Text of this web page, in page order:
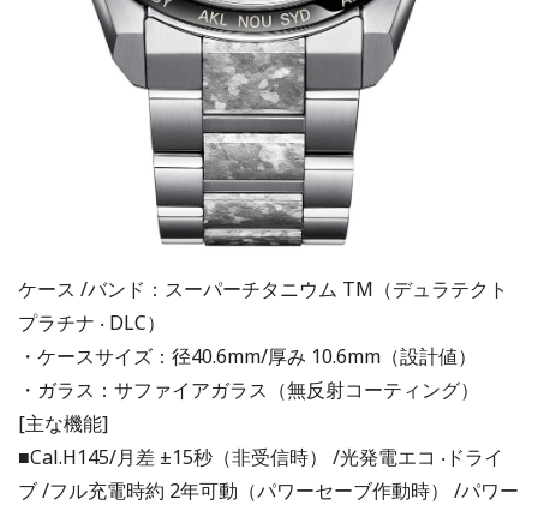
ケース /バンド：スーパーチタニウム TM（デュラテクト
プラチナ ‧ DLC）
・ケースサイズ：径40.6mm/厚み 10.6mm（設計値）
・ガラス：サファイアガラス（無反射コーティング）
[主な機能]
■Cal.H145/月差 ±15秒（非受信時） /光発電エコ ‧ドライ
ブ /フル充電時約 2年可動（パワーセーブ作動時） /パワー